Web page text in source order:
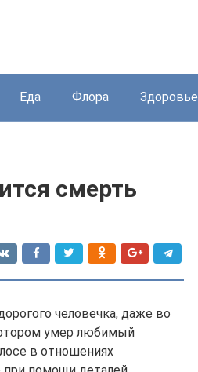
Еда Флора Здоровье
смерть
человечка, даже во
умер любимый
в отношениях